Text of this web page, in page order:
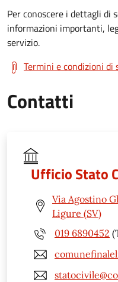
Per conoscere i dettagli di
informazioni importanti,
servizio.
Termini e condizioni di
Contatti
Ufficio Stato
Via Agostino
Ligure (SV)
019 6890452